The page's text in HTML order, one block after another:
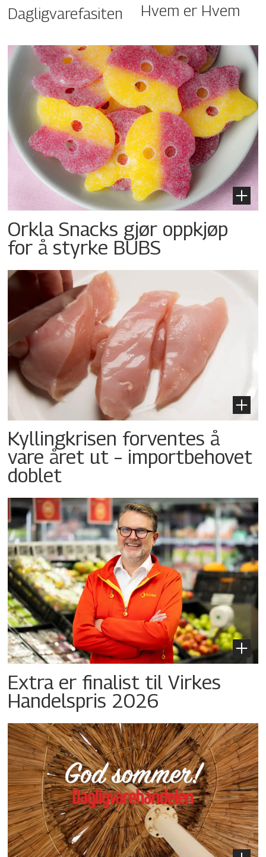
Dagligvarefasiten Hvem er Hvem
Orkla Snacks gjør oppkjøp
for å styrke BUBS
Kyllingkrisen forventes å
vare året ut – importbehovet
doblet
Extra er finalist til Virkes
Handelspris 2026